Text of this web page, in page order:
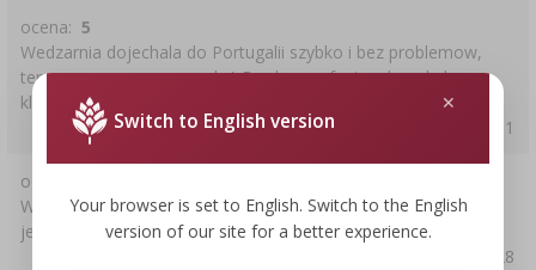
ocena: 5
Wedzarnia dojechala do Portugalii szybko i bez problemow,
teraz zaczynamy przygode;) Bardzo profesjonalna obsluga
klienta!
2025-11-01
ocena:
Wędzarnia spełnia moje oczekiwania, aczkolwiek nie była
jeszcze używana.Zgodna z opisem.
2025-04-28
Switch to English version
Your browser is set to English. Switch to the English
version of our site for a better experience.